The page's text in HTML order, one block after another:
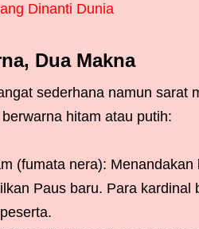
Dinanti Dunia
Dua Makna
sederhana namun sarat
hitam atau putih:
(fumata nera):
Paus baru. Para